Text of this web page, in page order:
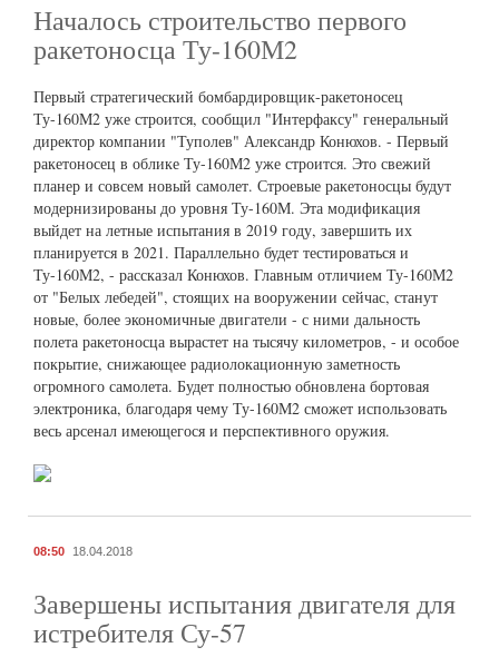
Началось строительство первого
ракетоносца Ту-160М2
Первый стратегический бомбардировщик-ракетоносец
Ту-160М2 уже строится, сообщил "Интерфаксу" генеральный
директор компании "Туполев" Александр Конюхов. - Первый
ракетоносец в облике Ту-160М2 уже строится. Это свежий
планер и совсем новый самолет. Строевые ракетоносцы будут
модернизированы до уровня Ту-160М. Эта модификация
выйдет на летные испытания в 2019 году, завершить их
планируется в 2021. Параллельно будет тестироваться и
Ту-160М2, - рассказал Конюхов. Главным отличием Ту-160М2
от "Белых лебедей", стоящих на вооружении сейчас, станут
новые, более экономичные двигатели - с ними дальность
полета ракетоносца вырастет на тысячу километров, - и особое
покрытие, снижающее радиолокационную заметность
огромного самолета. Будет полностью обновлена бортовая
электроника, благодаря чему Ту-160М2 сможет использовать
весь арсенал имеющегося и перспективного оружия.
08:50 18.04.2018
Завершены испытания двигателя для
истребителя Су-57